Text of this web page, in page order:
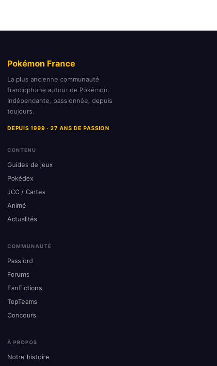
Pokémon France
La plus ancienne communauté
francophone autour de Pokémon.
Indépendante, passionnée, depuis
toujours.
DEPUIS 1999 · 27 ANS DE PASSION
CONTENU
Guides de jeux
Pokédex
JCC / Cartes
Animé
Actualités
COMMUNAUTÉ
Passlord
Forums
FanFictions
TopTeams
Concours
À PROPOS
Notre histoire